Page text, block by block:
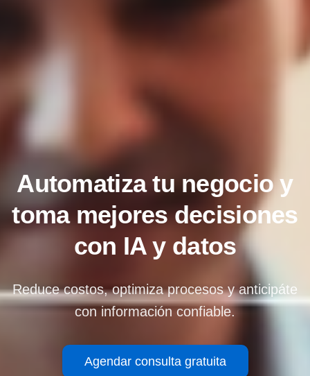
Automatiza tu negocio y
toma mejores decisiones
con IA y datos
Reduce costos, optimiza procesos y anticipáte
con información confiable.
Agendar consulta gratuita